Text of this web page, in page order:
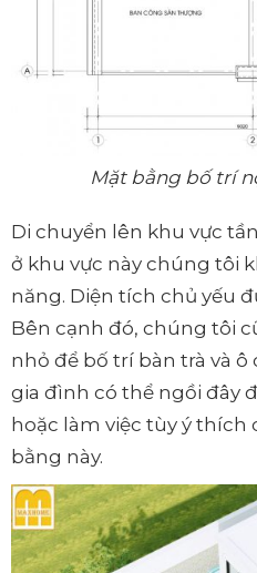
Mặt bằng bố trí
Di chuyển lên khu vực
ở khu vực này chúng tôi
năng. Diện tích chủ yếu
Bên cạnh đó, chúng tôi
nhỏ để bố trí bàn trà và ô
gia đình có thể ngồi đây
hoặc làm việc tùy ý
bằng này.